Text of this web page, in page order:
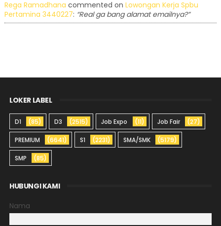
Rega Ramadhana commented on Lowongan Kerja Spbu
Pertamina 3440227: “Real ga bang alamat emailnya?”
LOKER LABEL
D1 (85) D3 (2515) Job Expo (11) Job Fair (27)
PREMIUM (6641) S1 (2231) SMA/SMK (5179)
SMP (85)
HUBUNGI KAMI
Nama